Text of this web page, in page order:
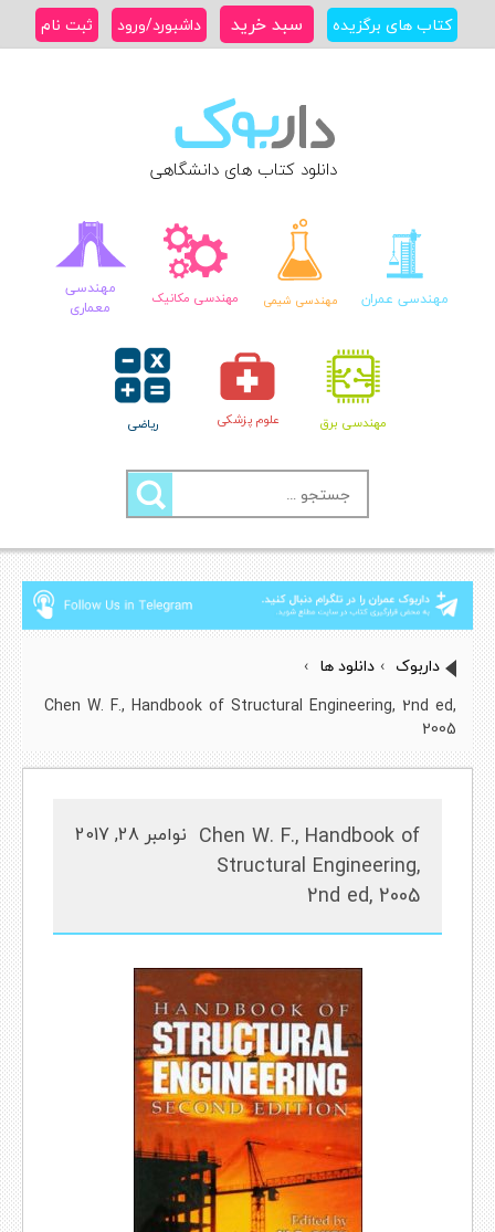
کتاب های برگزیده سبد خرید داشبورد/ورود ثبت نام
دانلود کتاب های دانشگاهی
مهندسی عمران مهندسی شیمی مهندسی مکانیک
مهندسی
معماری
مهندسی برق علوم پزشکی ریاضی
جستجو
برای:
داربوک › دانلود ها ›
Chen W. F., Handbook of Structural Engineering, 2nd ed,
2005
Chen W. F., Handbook of
Structural Engineering,
2nd ed, 2005
نوامبر 28, 2017